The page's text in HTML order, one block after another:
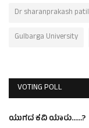
Dr sharanprakash patil
Gulbarga University
VOTING POLL
ಯುಗದ ಕವಿ ಯಾರು......?